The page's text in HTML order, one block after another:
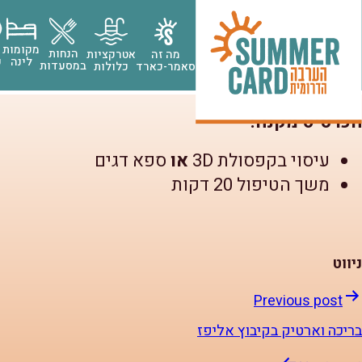
מה זה
סאמר-כארד
אטרקציות
כלולות
הנחות
במסעדות
מקומות
לינה
קפסולת עיסוי / ספא דגים
קפסולת עיסוי / ספא דגים
או מספא דגים מפנק הכולל פדיקור טבעי.
הכרטיס מקנה:
עיסוי בקפסולת 3D
אוספא דגים
משך הטיפול 20 דקות
ניווט
Previous post
בריכה וארטיק בקיבוץ אליפז